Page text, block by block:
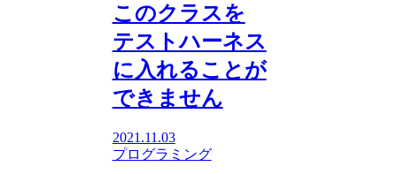
このクラスを
テストハーネス
に入れることが
できません
2021.11.03
プログラミング